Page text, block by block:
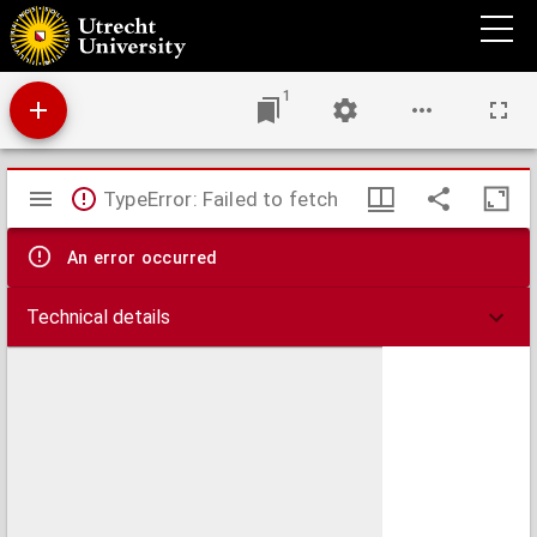
Voorstel van den graaf van Chambord aan de Nationale Vergadering, om den Paus te
kiezen tot koning van Frankrijk
1
Mirador
viewer
TypeError: Failed to fetch
An error occurred
Technical details